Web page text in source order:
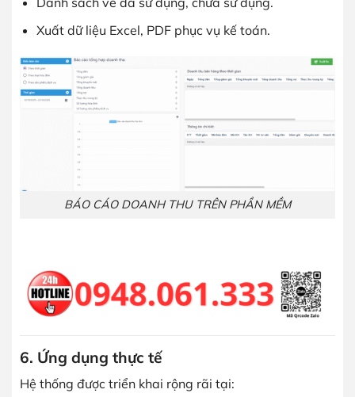
Xuất dữ liệu Excel, PDF phục vụ kế toán.
BÁO CÁO DOANH THU TRÊN PHẦN MỀM
6. Ứng dụng thực tế
Hệ thống được triển khai rộng rãi tại: